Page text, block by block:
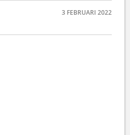
3 FEBRUARI 2022